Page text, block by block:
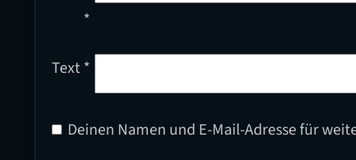
*
Text*
Deinen Namen und E-Mail-Adresse für